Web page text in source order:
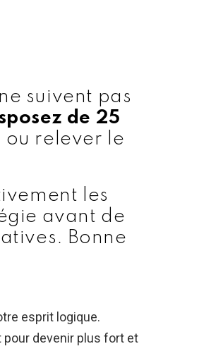
suivent pas
de 25
relever le
les
avant de
Bonne
esprit logique.
pour devenir plus fort et